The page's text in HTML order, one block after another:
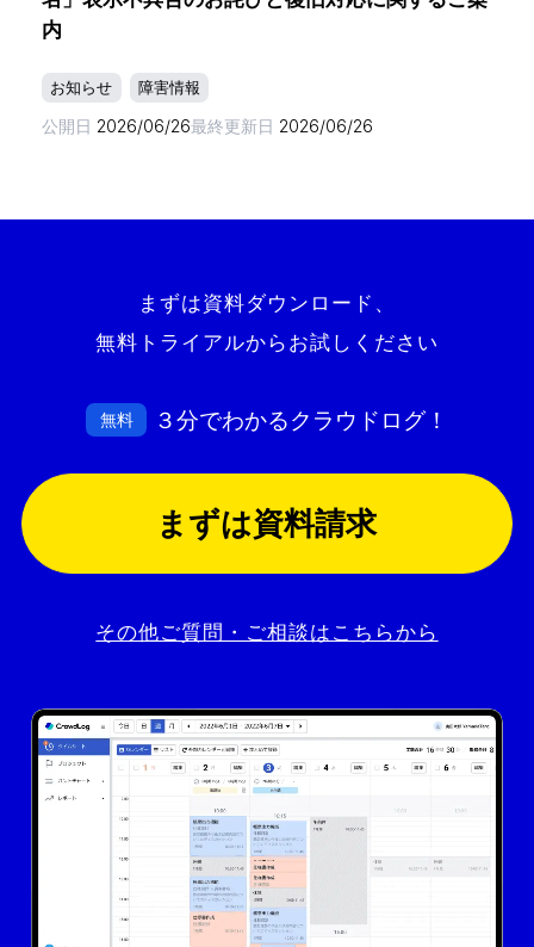
内
お知らせ 障害情報
公開日 2026/06/26最終更新日 2026/06/26
まずは資料ダウンロード、
無料トライアルからお試しください
無料 ３分でわかるクラウドログ！
まずは資料請求
その他ご質問・ご相談はこちらから